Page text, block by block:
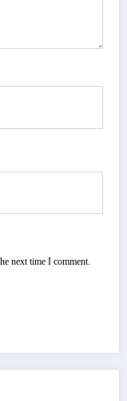
next time I comment.